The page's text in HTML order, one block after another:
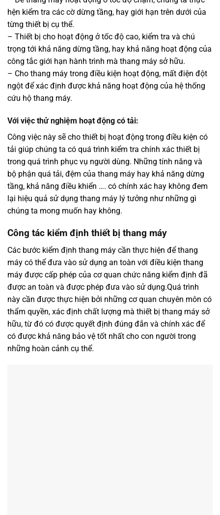
hện kiểm tra các cờ dừng tầng, hay giới hạn trên dưới của
từng thiết bị cụ thể.
– Thiết bị cho hoạt động ở tốc độ cao, kiểm tra và chú
trọng tới khả năng dừng tầng, hay khả năng hoạt động của
công tắc giới hạn hành trình mà thang máy sở hữu.
– Cho thang máy trong điều kiện hoạt động, mất điện đột
ngột để xác định được khả năng hoạt động của hệ thống
cứu hộ thang máy.
Với việc thử nghiệm hoạt động có tải:
Công việc này sẽ cho thiết bị hoạt động trong điều kiện có
tải giúp chúng ta có quá trình kiểm tra chính xác thiết bị
trong quá trình phục vụ người dùng. Những tính năng và
bộ phận quá tải, đệm của thang máy hay khả năng dừng
tầng, khả năng điều khiển …. có chính xác hay không đem
lại hiệu quả sử dụng thang máy lý tưởng như những gì
chúng ta mong muốn hay không.
Công tác kiểm định thiết bị thang máy
Các bước kiểm định thang máy cần thực hiện để thang
máy có thể đưa vào sử dụng an toàn với điều kiện thang
máy được cấp phép của cơ quan chức năng kiểm định đã
được an toàn và được phép đưa vào sử dụng.Quá trình
này cần được thực hiện bởi những cơ quan chuyên môn có
thẩm quyền, xác định chất lượng mà thiết bị thang máy sở
hữu, từ đó có được quyết định đúng đắn và chính xác để
có được khả năng bảo vệ tốt nhất cho con người trong
những hoàn cảnh cụ thể.